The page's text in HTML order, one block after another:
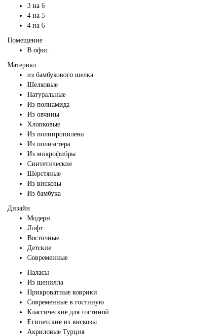
3 на 6
4 на 5
4 на 6
Помещение
В офис
Материал
из бамбукового шелка
Шелковые
Натуральные
Из полиамида
Из овчины
Хлопковые
Из полипропилена
Из полиэстера
Из микрофибры
Синтетические
Шерстяные
Из вискозы
Из бамбука
Дизайн
Модерн
Лофт
Восточные
Детские
Современные
Паласы
Из шенилла
Прикроватные коврики
Современные в гостиную
Классические для гостиной
Египетские из вискозы
Акриловые Турция